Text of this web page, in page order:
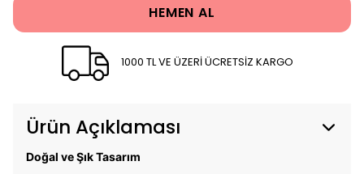
HEMEN AL
1000 TL VE ÜZERİ ÜCRETSİZ KARGO
Ürün Açıklaması
Doğal ve Şık Tasarım